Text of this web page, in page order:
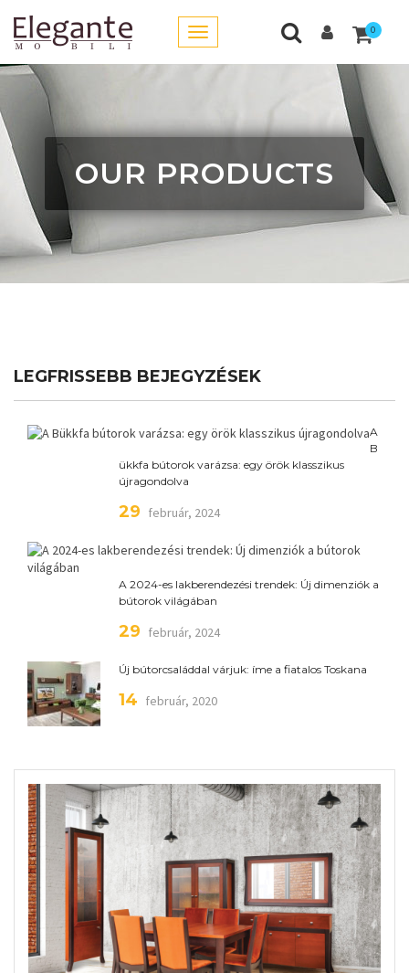
0
OUR PRODUCTS
LEGFRISSEBB BEJEGYZÉSEK
A
B
ükkfa bútorok varázsa: egy örök klasszikus
újragondolva
29 február, 2024
A 2024-es lakberendezési trendek: Új dimenziók a
bútorok világában
29 február, 2024
Új bútorcsaláddal várjuk: íme a fiatalos Toskana
14 február, 2020